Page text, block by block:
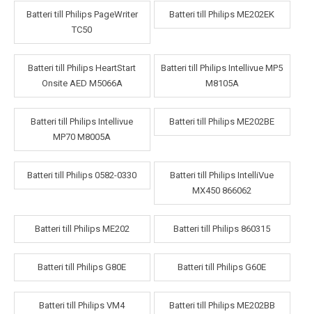
Batteri till Philips PageWriter
TC50
Batteri till Philips ME202EK
Batteri till Philips HeartStart
Onsite AED M5066A
Batteri till Philips Intellivue MP5
M8105A
Batteri till Philips Intellivue
MP70 M8005A
Batteri till Philips ME202BE
Batteri till Philips 0582-0330
Batteri till Philips IntelliVue
MX450 866062
Batteri till Philips ME202 Batteri till Philips 860315
Batteri till Philips G80E Batteri till Philips G60E
Batteri till Philips VM4 Batteri till Philips ME202BB